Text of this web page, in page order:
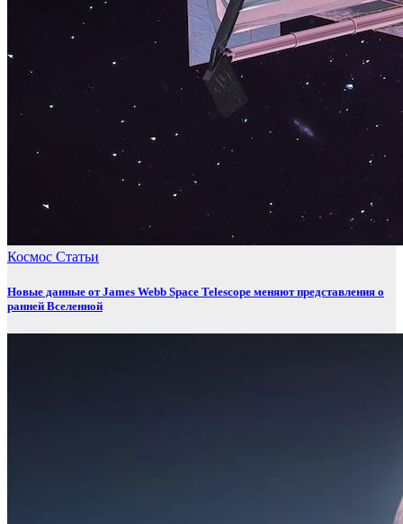
Космос Статьи
Новые данные от James Webb Space Telescope меняют представления о
ранней Вселенной